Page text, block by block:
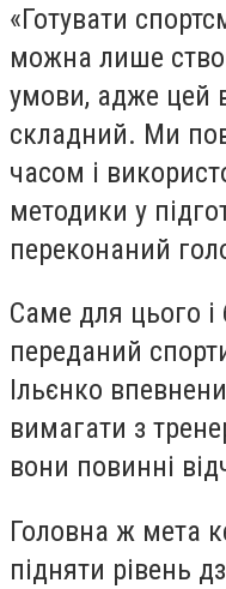
«Готувати
можна лише
умови, адже цей
складний. Ми
часом і
методики у
переконаний
Саме для цього і
переданий
Ільєнко
вимагати з
вони повинні
Головна ж мета
підняти рівень